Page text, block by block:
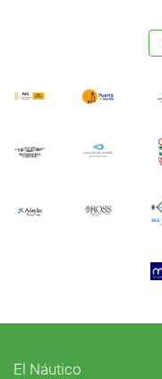
El Náutico